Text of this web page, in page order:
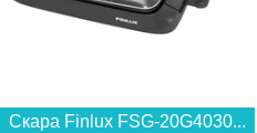
Скара Finlux FSG-20G4030...